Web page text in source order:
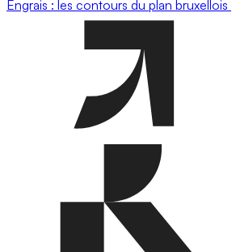
Engrais : les contours du plan bruxellois